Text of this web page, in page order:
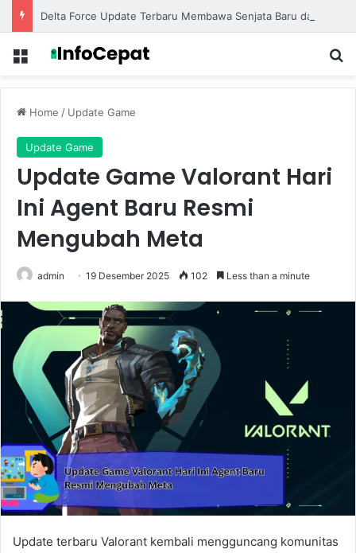
Menu
Home / Update Game
Update Game
Update Game Valorant Hari
Ini Agent Baru Resmi
Mengubah Meta
admin 19 Desember 2025 102 Less than a minute
Update terbaru Valorant kembali mengguncang komunitas